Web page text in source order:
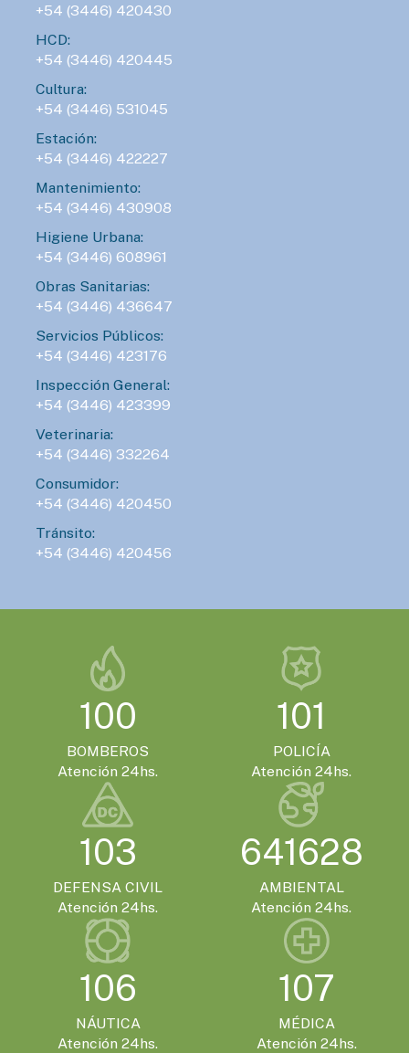
+54 (3446) 420430
HCD:
+54 (3446) 420445
Cultura:
+54 (3446) 531045
Estación:
+54 (3446) 422227
Mantenimiento:
+54 (3446) 430908
Higiene Urbana:
+54 (3446) 608961
Obras Sanitarias:
+54 (3446) 436647
Servicios Públicos:
+54 (3446) 423176
Inspección General:
+54 (3446) 423399
Veterinaria:
+54 (3446) 332264
Consumidor:
+54 (3446) 420450
Tránsito:
+54 (3446) 420456
100
BOMBEROS
Atención 24hs.
101
POLICÍA
Atención 24hs.
103
DEFENSA CIVIL
Atención 24hs.
641628
AMBIENTAL
Atención 24hs.
106
NÁUTICA
Atención 24hs.
107
MÉDICA
Atención 24hs.